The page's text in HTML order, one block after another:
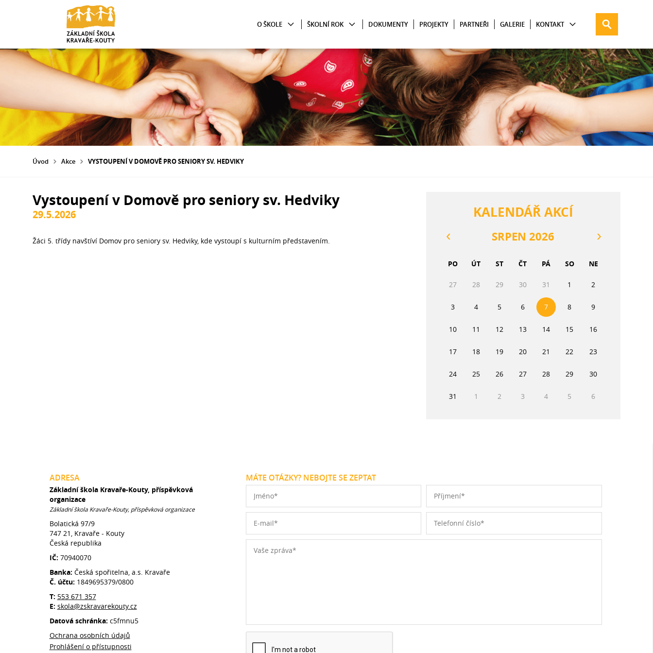
O ŠKOLE ŠKOLNÍ ROK DOKUMENTY PROJEKTY PARTNEŘI GALERIE KONTAKT
Úvod Akce VYSTOUPENÍ V DOMOVĚ PRO SENIORY SV. HEDVIKY
Vystoupení v Domově pro seniory sv. Hedviky
29.5.2026
Žáci 5. třídy navštíví Domov pro seniory sv. Hedviky, kde vystoupí s kulturním představením.
KALENDÁŘ AKCÍ
SRPEN 2026
PO ÚT ST ČT PÁ SO NE
27 28 29 30 31 1 2
3 4 5 6 7 8 9
10 11 12 13 14 15 16
17 18 19 20 21 22 23
24 25 26 27 28 29 30
31 1 2 3 4 5 6
ADRESA
Základní škola Kravaře-Kouty, příspěvková
organizace
Základní škola Kravaře-Kouty, příspěvková organizace
Bolatická 97/9
747 21, Kravaře - Kouty
Česká republika
IČ: 70940070
Banka: Česká spořitelna, a.s. Kravaře
Č. účtu: 1849695379/0800
T: 553 671 357
E: skola@zskravarekouty.cz
Datová schránka: c5fmnu5
Ochrana osobních údajů
Prohlášení o přístupnosti
MÁTE OTÁZKY? NEBOJTE SE ZEPTAT